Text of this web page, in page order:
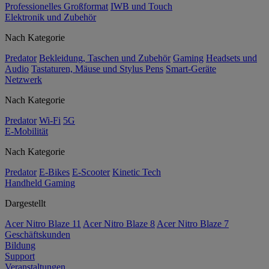
Professionelles Großformat IWB und Touch
Elektronik und Zubehör
Nach Kategorie
Predator Bekleidung, Taschen und Zubehör Gaming Headsets und
Audio Tastaturen, Mäuse und Stylus Pens Smart-Geräte
Netzwerk
Nach Kategorie
Predator Wi-Fi 5G
E-Mobilität
Nach Kategorie
Predator E-Bikes E-Scooter Kinetic Tech
Handheld Gaming
Dargestellt
Acer Nitro Blaze 11 Acer Nitro Blaze 8 Acer Nitro Blaze 7
Geschäftskunden
Bildung
Support
Veranstaltungen